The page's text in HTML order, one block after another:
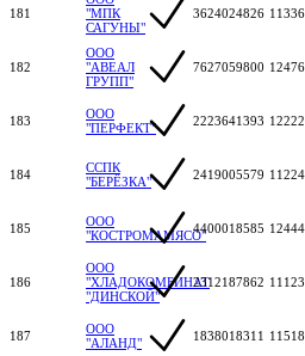
181
"МПК
САГУНЫ"
3624024826
182
ООО
"АВЕАЛ
ГРУПП"
7627059800
183
ООО
"ПЕРФЕКТ"
2223641393
184
ССПК
"БЕРЁЗКА"
2419005579
185
ООО
"КОСТРОМАМЯСО"4400018585
186
ООО
"ХЛАДОКОМБИНАТ
"ДИНСКОЙ"
2312187862
187
ООО
"АЛАНД"
1838018311